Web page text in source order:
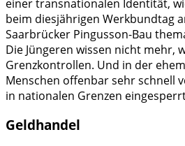
einer transnationalen Identität,
beim diesjährigen Werkbundtag
Saarbrücker Pingusson-Bau
Die Jüngeren wissen nicht mehr,
Grenzkontrollen. Und in der
Menschen offenbar sehr schnell
in nationalen Grenzen
Geldhandel